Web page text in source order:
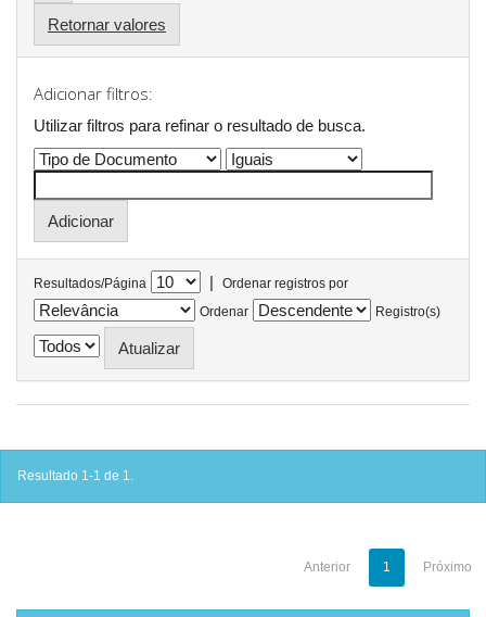
Retornar valores
Adicionar filtros:
Utilizar filtros para refinar o resultado de busca.
Resultados/Página |
Ordenar registros por
Ordenar
Registro(s)
Resultado 1-1 de 1.
Anterior 1 Próximo